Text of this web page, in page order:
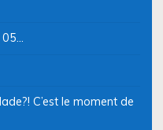
05…
C’est le moment de